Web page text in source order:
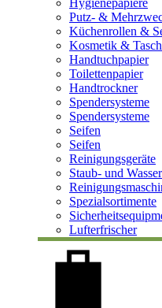
Hygienepapiere
Putz- &
Küchenrollen &
Kosmetik &
Handtuchpapier
Toilettenpapier
Handtrockner
Spendersysteme
Spendersysteme
Seifen
Seifen
Reinigungsgeräte
Staub- und
Spezialsortimente
Lufterfrischer